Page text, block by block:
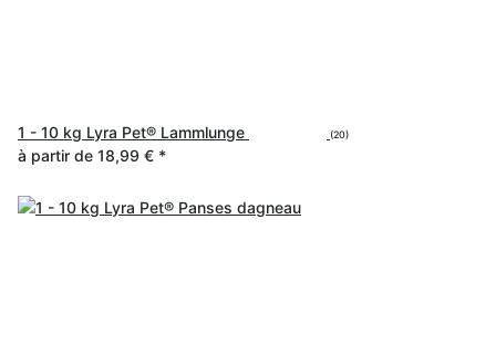
1 - 10 kg Lyra Pet® Lammlunge (20)
à partir de 18,99 € *